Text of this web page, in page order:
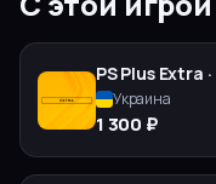
PS Plus Extra ·
Украина
1 300 ₽